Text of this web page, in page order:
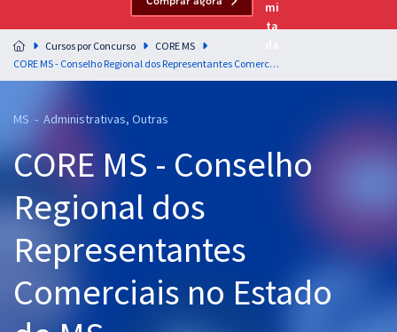
Residências Multiprofissionais
Preparação completa e intensiva para as principais
residências em saúde do Brasil
Cursos 20% OFF
Pós
Graduação
OAB
Mentorias
Cursos por Concurso
CORE MS
CORE MS - Conselho Regional dos Representantes Comerciais no Estado de MS - Conhecimentos Básicos para os Cargos de Técnico Nível Médio
MS - Administrativas, Outras
CORE MS - Conselho
Regional dos
Representantes
Comerciais no Estado